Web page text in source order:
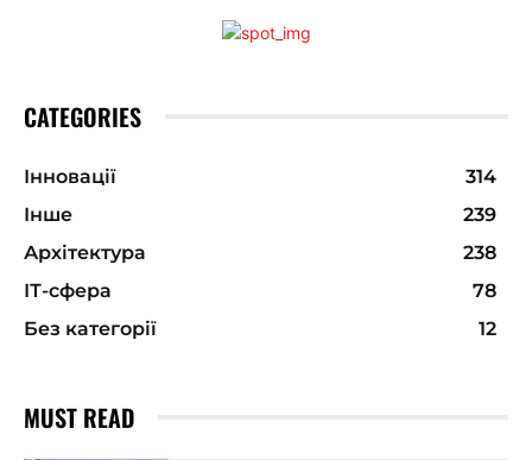
CATEGORIES
Інновації
314
Інше
239
Архітектура
238
ІТ-сфера
78
Без категорії
12
MUST READ